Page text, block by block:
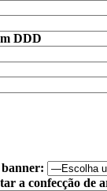
DDD
banner:
a confecção de